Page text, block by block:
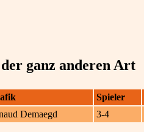
ganz anderen Art
Spieler
Demaegd 3-4